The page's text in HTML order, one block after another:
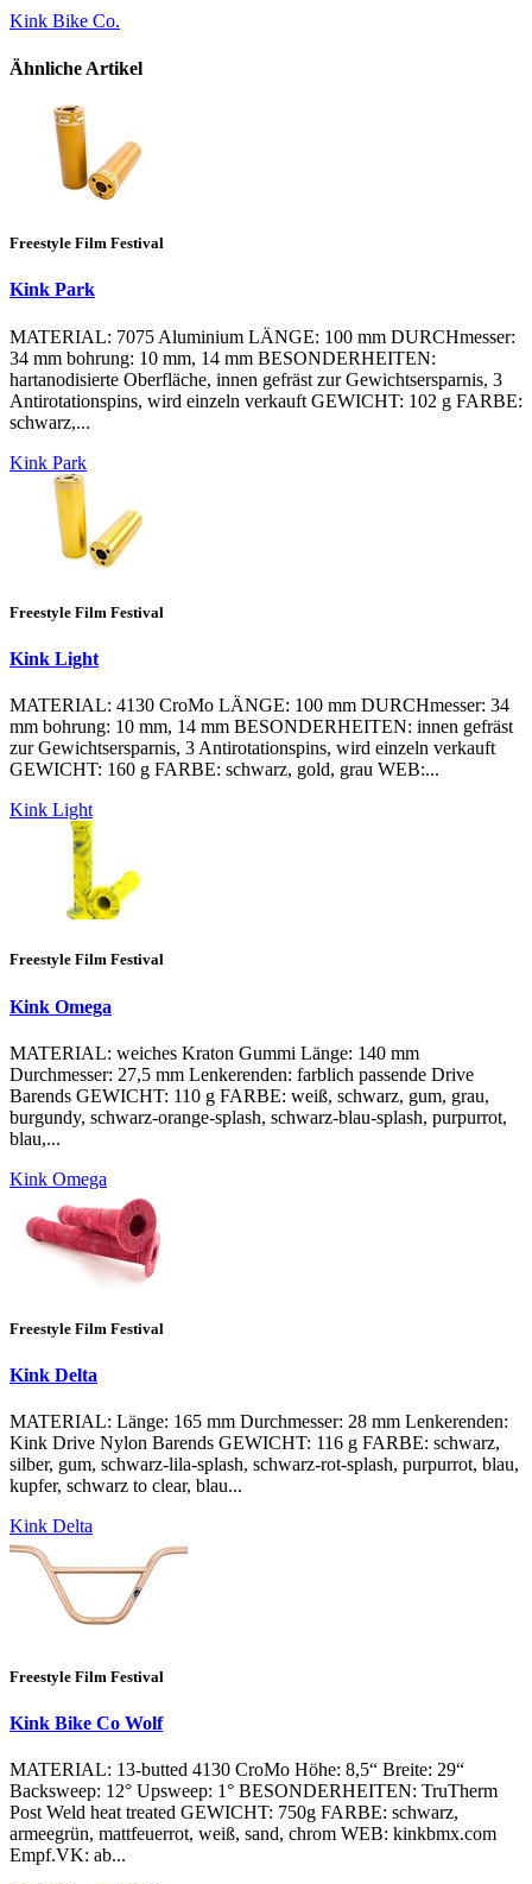
Kink Bike Co.
Ähnliche Artikel
Freestyle Film Festival
Kink Park
MATERIAL: 7075 Aluminium LÄNGE: 100 mm DURCHmesser:
34 mm bohrung: 10 mm, 14 mm BESONDERHEITEN:
hartanodisierte Oberfläche, innen gefräst zur Gewichtsersparnis, 3
Antirotationspins, wird einzeln verkauft GEWICHT: 102 g FARBE:
schwarz,...
Kink Park
Freestyle Film Festival
Kink Light
MATERIAL: 4130 CroMo LÄNGE: 100 mm DURCHmesser: 34
mm bohrung: 10 mm, 14 mm BESONDERHEITEN: innen gefräst
zur Gewichtsersparnis, 3 Antirotationspins, wird einzeln verkauft
GEWICHT: 160 g FARBE: schwarz, gold, grau WEB:...
Kink Light
Freestyle Film Festival
Kink Omega
MATERIAL: weiches Kraton Gummi Länge: 140 mm
Durchmesser: 27,5 mm Lenkerenden: farblich passende Drive
Barends GEWICHT: 110 g FARBE: weiß, schwarz, gum, grau,
burgundy, schwarz-orange-splash, schwarz-blau-splash, purpurrot,
blau,...
Kink Omega
Freestyle Film Festival
Kink Delta
MATERIAL: Länge: 165 mm Durchmesser: 28 mm Lenkerenden:
Kink Drive Nylon Barends GEWICHT: 116 g FARBE: schwarz,
silber, gum, schwarz-lila-splash, schwarz-rot-splash, purpurrot, blau,
kupfer, schwarz to clear, blau...
Kink Delta
Freestyle Film Festival
Kink Bike Co Wolf
MATERIAL: 13-butted 4130 CroMo Höhe: 8,5“ Breite: 29“
Backsweep: 12° Upsweep: 1° BESONDERHEITEN: TruTherm
Post Weld heat treated GEWICHT: 750g FARBE: schwarz,
armeegrün, mattfeuerrot, weiß, sand, chrom WEB: kinkbmx.com
Empf.VK: ab...